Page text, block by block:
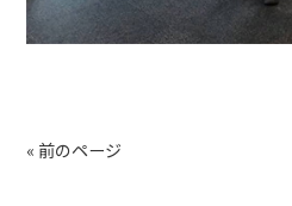
« 前のページ